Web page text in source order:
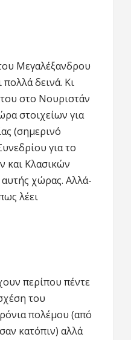
Μεγαλέξανδρου
δεινά. Κι
στο Νουριστάν
στοιχείων για
(σημερινό
για το
και Κλασικών
χώρας. Αλλά-
λέει
περίπου πέντε
του
πολέμου (από
κατόπιν) αλλά